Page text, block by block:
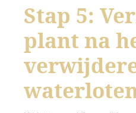
Stap 5:
plant na